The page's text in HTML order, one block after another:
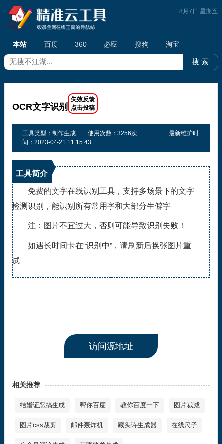
本站 百度 360 必应 搜狗 淘宝
8月7日 星期五
OCR文字识别
工具类型：制作生成 使用次数：3256次
最新维护时
间：2023-04-21 11:15:43
工具简介
免费的文字在线识别工具，支持多场景下的文字
检测识别，能识别所有常用字和大部分生僻字
注：图片不宜过大，否则可能导致识别失败！
如遇长时间卡在“识别中”，请刷新后换张图片重
试
访问源地址
相关推荐
结婚证恶搞生成 帮你百度 教你百度一下 图片裁减
图片css裁剪 邮件轰炸机 藏头诗生成器 在线尺子